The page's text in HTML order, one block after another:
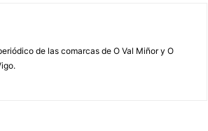
de las comarcas de O Val Miñor y O